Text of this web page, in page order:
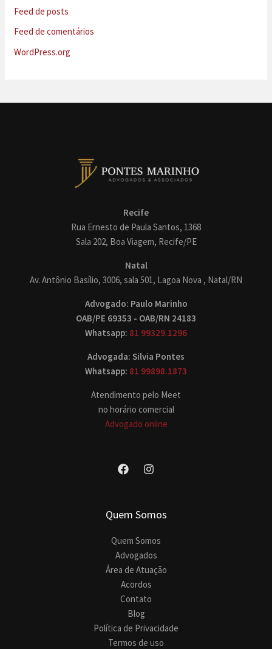
Feed de posts
Feed de comentários
WordPress.org
Recife
Rua Ernesto de Paula Santos, 1368
Sala 202, Boa Viagem, Recife/PE
Natal
Av. Antônio Basílio, 3006, sala 501, Lagoa Nova , Natal/RN
Advogado: Paulo Marinho
OAB/PE 69353 - OAB/RN 24183
Whatsapp: 81 99329.1296
Advogada: Silvia Pontes
Whatsapp: 81 99898.1873
Atendimento pelo Meet
no horário comercial
Advogado online
Quem Somos
Quem Somos
Advogados
Área de Atuação
Acordos
Contato
Blog
Política de Privacidade
Termos de uso